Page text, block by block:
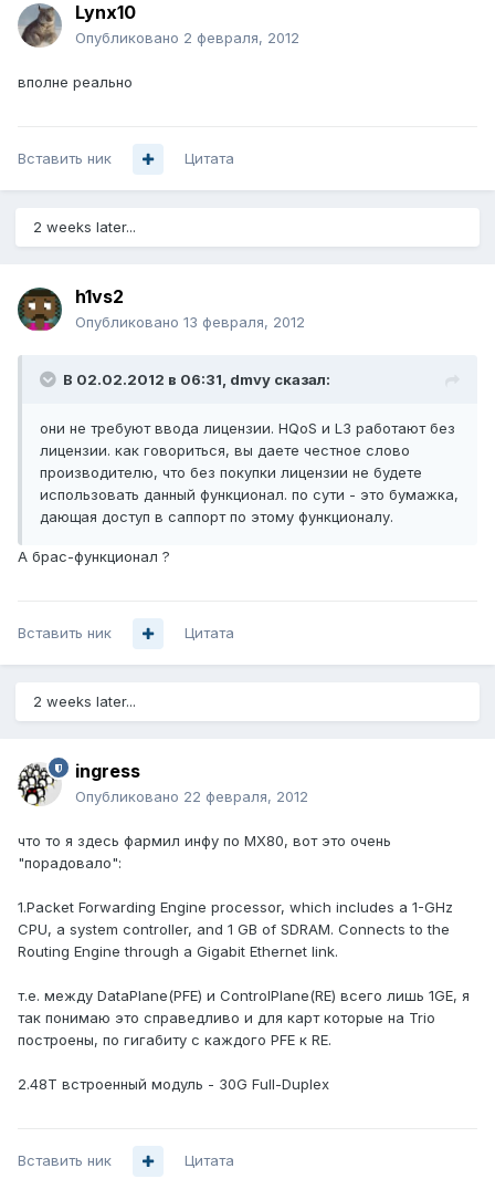
Lynx10
Опубликовано 2 февраля, 2012
вполне реально
Вставить ник Цитата
2 weeks later...
h1vs2
Опубликовано 13 февраля, 2012
В 02.02.2012 в 06:31, dmvy сказал:
они не требуют ввода лицензии. HQoS и L3 работают без
лицензии. как говориться, вы даете честное слово
производителю, что без покупки лицензии не будете
использовать данный функционал. по сути - это бумажка,
дающая доступ в саппорт по этому функционалу.
А брас-функционал ?
Вставить ник Цитата
2 weeks later...
ingress
Опубликовано 22 февраля, 2012
что то я здесь фармил инфу по MX80, вот это очень
"порадовало":
1.Packet Forwarding Engine processor, which includes a 1-GHz
CPU, a system controller, and 1 GB of SDRAM. Connects to the
Routing Engine through a Gigabit Ethernet link.
т.е. между DataPlane(PFE) и ControlPlane(RE) всего лишь 1GE, я
так понимаю это справедливо и для карт которые на Trio
построены, по гигабиту с каждого PFE к RE.
2.48T встроенный модуль - 30G Full-Duplex
Вставить ник Цитата